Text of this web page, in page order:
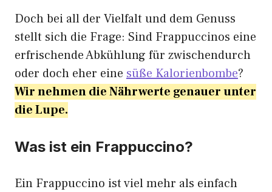
Doch bei all der Vielfalt und dem Genuss
stellt sich die Frage: Sind Frappuccinos eine
erfrischende Abkühlung für zwischendurch
oder doch eher eine süße Kalorienbombe?
Wir nehmen die Nährwerte genauer unter
die Lupe.
Was ist ein Frappuccino?
Ein Frappuccino ist viel mehr als einfach